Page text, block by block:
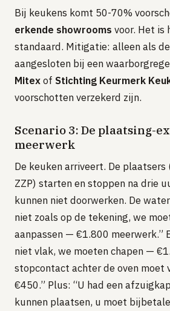
Bij keukens komt 50-70%
erkende showrooms voor. Het is
standaard. Mitigatie: alleen als
aangesloten bij een
Mitexof Stichting Keurmerk
voorschotten verzekerd zijn.
Scenario 3: De plaatsing-
meerwerk
De keuken arriveert. De plaatsers
ZZP) starten en stoppen na drie
kunnen niet doorwerken. De
niet zoals op de tekening, we
aanpassen — €1.800 meerwerk.”
niet vlak, we moeten chapen —
stopcontact achter de oven
€450.” Plus: “U had een
kunnen plaatsen, u moet